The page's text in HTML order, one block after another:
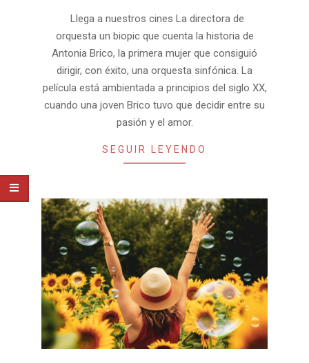
Llega a nuestros cines La directora de
orquesta un biopic que cuenta la historia de
Antonia Brico, la primera mujer que consiguió
dirigir, con éxito, una orquesta sinfónica. La
película está ambientada a principios del siglo XX,
cuando una joven Brico tuvo que decidir entre su
pasión y el amor.
SEGUIR LEYENDO